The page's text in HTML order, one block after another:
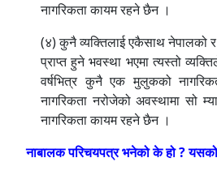
नागरिकता कायम रहने छैन ।
(४) कुनै व्यक्तिलाई एकैसाथ नेपालको
प्राप्त हुने भवस्था भएमा त्यस्तो
वर्षभित्र कुनै एक मुलुकको
नागरिकता नरोजेको अवस्थामा सो
नागरिकता कायम रहने छैन ।
नाबालक परिचयपत्र भनेको के हो ?